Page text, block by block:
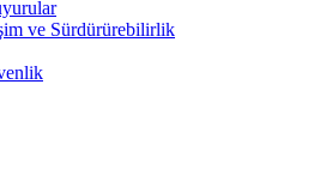
ve Sürdürürebilirlik